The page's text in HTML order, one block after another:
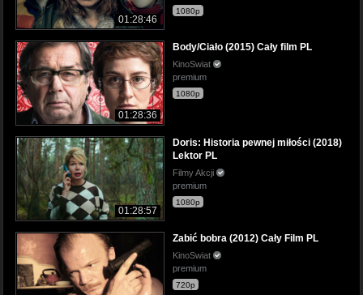
01:28:46
1080p
01:28:36
Body/Ciało (2015) Cały film PL
KinoSwiat
premium
1080p
01:28:57
Doris: Historia pewnej miłości (2018)
Lektor PL
Filmy Akcji
premium
1080p
Zabić bobra (2012) Cały Film PL
KinoSwiat
premium
720p